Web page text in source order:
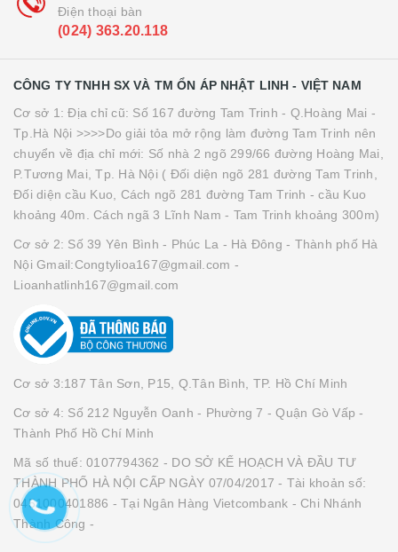
Điện thoại bàn
(024) 363.20.118
CÔNG TY TNHH SX VÀ TM ỔN ÁP NHẬT LINH - VIỆT NAM
Cơ sở 1: Địa chỉ cũ: Số 167 đường Tam Trinh - Q.Hoàng Mai -
Tp.Hà Nội >>>>Do giải tỏa mở rộng làm đường Tam Trinh nên
chuyển về địa chỉ mới: Số nhà 2 ngõ 299/66 đường Hoàng Mai,
P.Tương Mai, Tp. Hà Nội ( Đối diện ngõ 281 đường Tam Trinh,
Đối diện cầu Kuo, Cách ngõ 281 đường Tam Trinh - cầu Kuo
khoảng 40m. Cách ngã 3 Lĩnh Nam - Tam Trinh khoảng 300m)
Cơ sở 2: Số 39 Yên Bình - Phúc La - Hà Đông - Thành phố Hà
Nội Gmail:Congtylioa167@gmail.com -
Lioanhatlinh167@gmail.com
Cơ sở 3:187 Tân Sơn, P15, Q.Tân Bình, TP. Hồ Chí Minh
Cơ sở 4: Số 212 Nguyễn Oanh - Phường 7 - Quận Gò Vấp -
Thành Phố Hồ Chí Minh
Mã số thuế: 0107794362 - DO SỞ KẾ HOẠCH VÀ ĐẦU TƯ
THÀNH PHỐ HÀ NỘI CẤP NGÀY 07/04/2017 - Tài khoản số:
0451000401886 - Tại Ngân Hàng Vietcombank - Chi Nhánh
Thành Công -